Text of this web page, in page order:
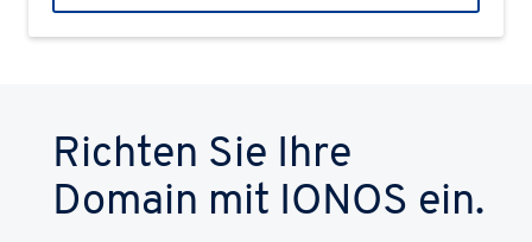
Richten Sie Ihre
Domain mit IONOS ein.